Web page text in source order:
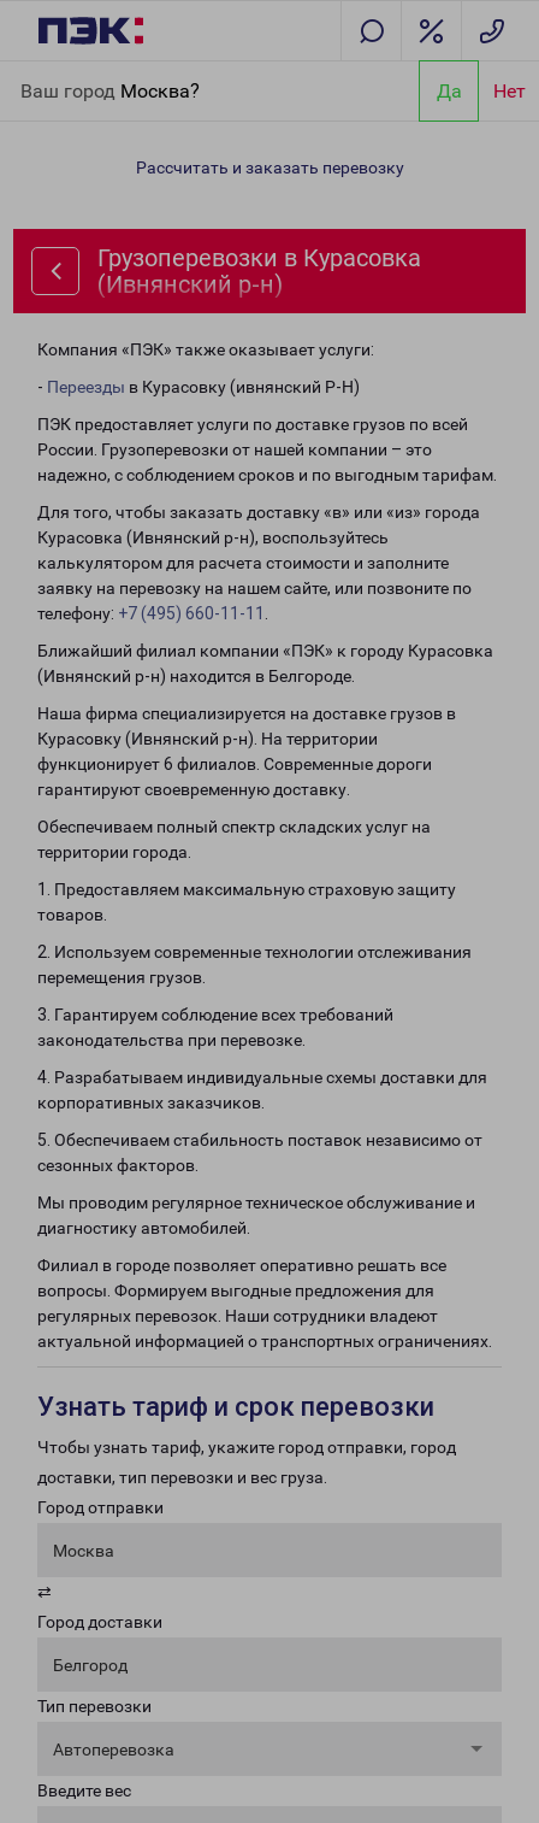
Ваш город Москва? Да Нет
(Ивнянский р-н)
Рассчитать и заказать перевозку
Грузоперевозки в Курасовка
(Ивнянский р-н)
Компания «ПЭК» также оказывает услуги:
- Переезды в Курасовку (ивнянский Р-Н)
ПЭК предоставляет услуги по доставке грузов по всей
России. Грузоперевозки от нашей компании – это
надежно, с соблюдением сроков и по выгодным тарифам.
Для того, чтобы заказать доставку «в» или «из» города
Курасовка (Ивнянский р-н), воспользуйтесь
калькулятором для расчета стоимости и заполните
заявку на перевозку на нашем сайте, или позвоните по
телефону: +7 (495) 660-11-11
Ближайший филиал компании «ПЭК» к городу Курасовка
(Ивнянский р-н) находится в Белгороде.
Наша фирма специализируется на доставке грузов в
Курасовку (Ивнянский р-н). На территории
функционирует 6 филиалов. Современные дороги
гарантируют своевременную доставку.
Обеспечиваем полный спектр складских услуг на
территории города.
1. Предоставляем максимальную страховую защиту
товаров.
2. Используем современные технологии отслеживания
перемещения грузов.
3. Гарантируем соблюдение всех требований
законодательства при перевозке.
4. Разрабатываем индивидуальные схемы доставки для
корпоративных заказчиков.
5. Обеспечиваем стабильность поставок независимо от
сезонных факторов.
Мы проводим регулярное техническое обслуживание и
диагностику автомобилей.
Филиал в городе позволяет оперативно решать все
вопросы. Формируем выгодные предложения для
регулярных перевозок. Наши сотрудники владеют
актуальной информацией о транспортных ограничениях.
Узнать тариф и срок перевозки
Чтобы узнать тариф, укажите город отправки, город
доставки, тип перевозки и вес груза.
Город отправки
Москва
⇄
Город доставки
Белгород
Тип перевозки
Автоперевозка
Введите вес